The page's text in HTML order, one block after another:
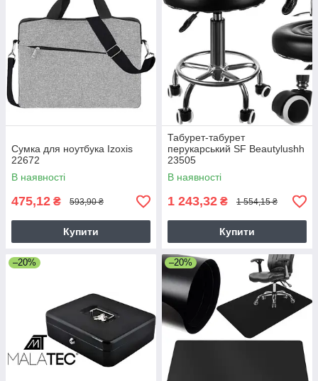
Сумка для ноутбука Izoxis
22672
В наявності
475,12 ₴ 593,90 ₴
Купити
Табурет-табурет
перукарський SF Beautylushh
23505
В наявності
1 243,32 ₴ 1 554,15 ₴
Купити
–20% –20%